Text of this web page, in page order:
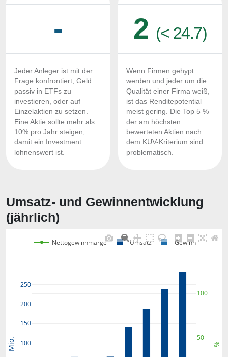
-
Jeder Anleger ist mit der
Frage konfrontiert, Geld
passiv in ETFs zu
investieren, oder auf
Einzelaktien zu setzen.
Eine Aktie sollte mehr als
10% pro Jahr steigen,
damit ein Investment
lohnenswert ist.
2 (< 24.7)
Wenn Firmen gehypt
werden und jeder um die
Qualität einer Firma weiß,
ist das Renditepotential
meist gering. Die Top 5 %
der am höchsten
bewerteten Aktien nach
dem KUV-Kriterium sind
problematisch.
Umsatz- und Gewinnentwicklung
(jährlich)
100
150
200
250
50
100
Nettogewinnmarge Umsatz Gewinn
Mio. %